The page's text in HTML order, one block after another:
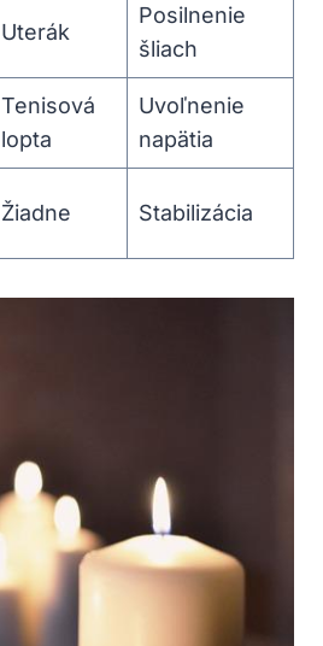
Uterák
Posilnenie
šliach
Tenisová
lopta
Uvoľnenie
napätia
Žiadne Stabilizácia